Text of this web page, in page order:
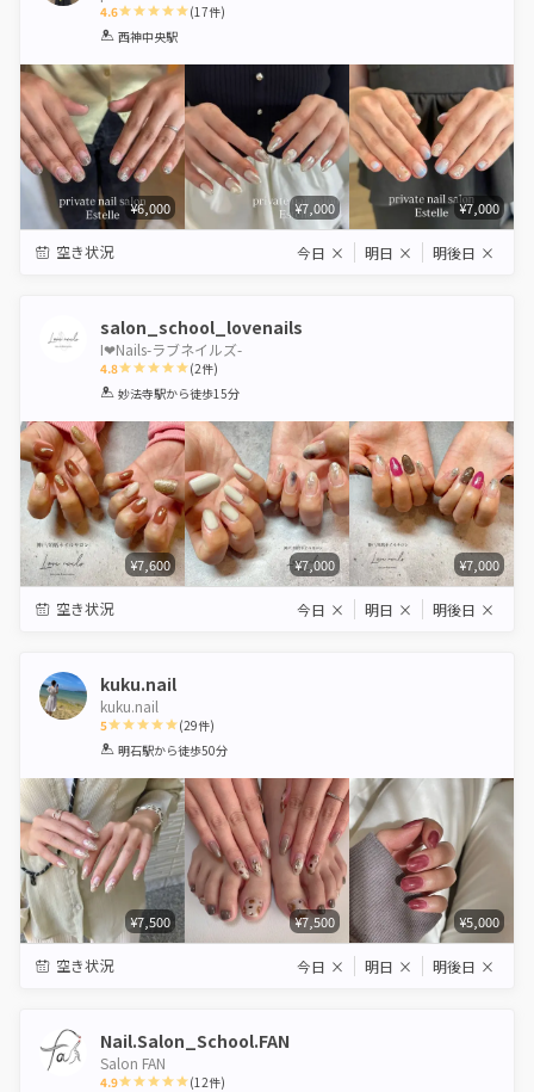
4.6
1 2 3 4 5
(17件)
西神中央駅
¥6,000 ¥7,000 ¥7,000
空き状況 今日 × 明日 × 明後日 ×
salon_school_lovenails
I❤︎Nails-ラブネイルズ-
4.8
1 2 3 4 5
(2件)
妙法寺駅から徒歩15分
¥7,600 ¥7,000 ¥7,000
空き状況 今日 × 明日 × 明後日 ×
kuku.nail
kuku.nail
5
1 2 3 4 5
(29件)
明石駅から徒歩50分
¥7,500 ¥7,500 ¥5,000
空き状況 今日 × 明日 × 明後日 ×
Nail.Salon_School.FAN
Salon FAN
4.9 (12件)